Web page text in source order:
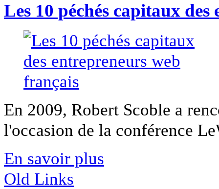
Les 10 péchés capitaux
En 2009, Robert Scoble a
l'occasion de la conférence
En savoir plus
Old Links